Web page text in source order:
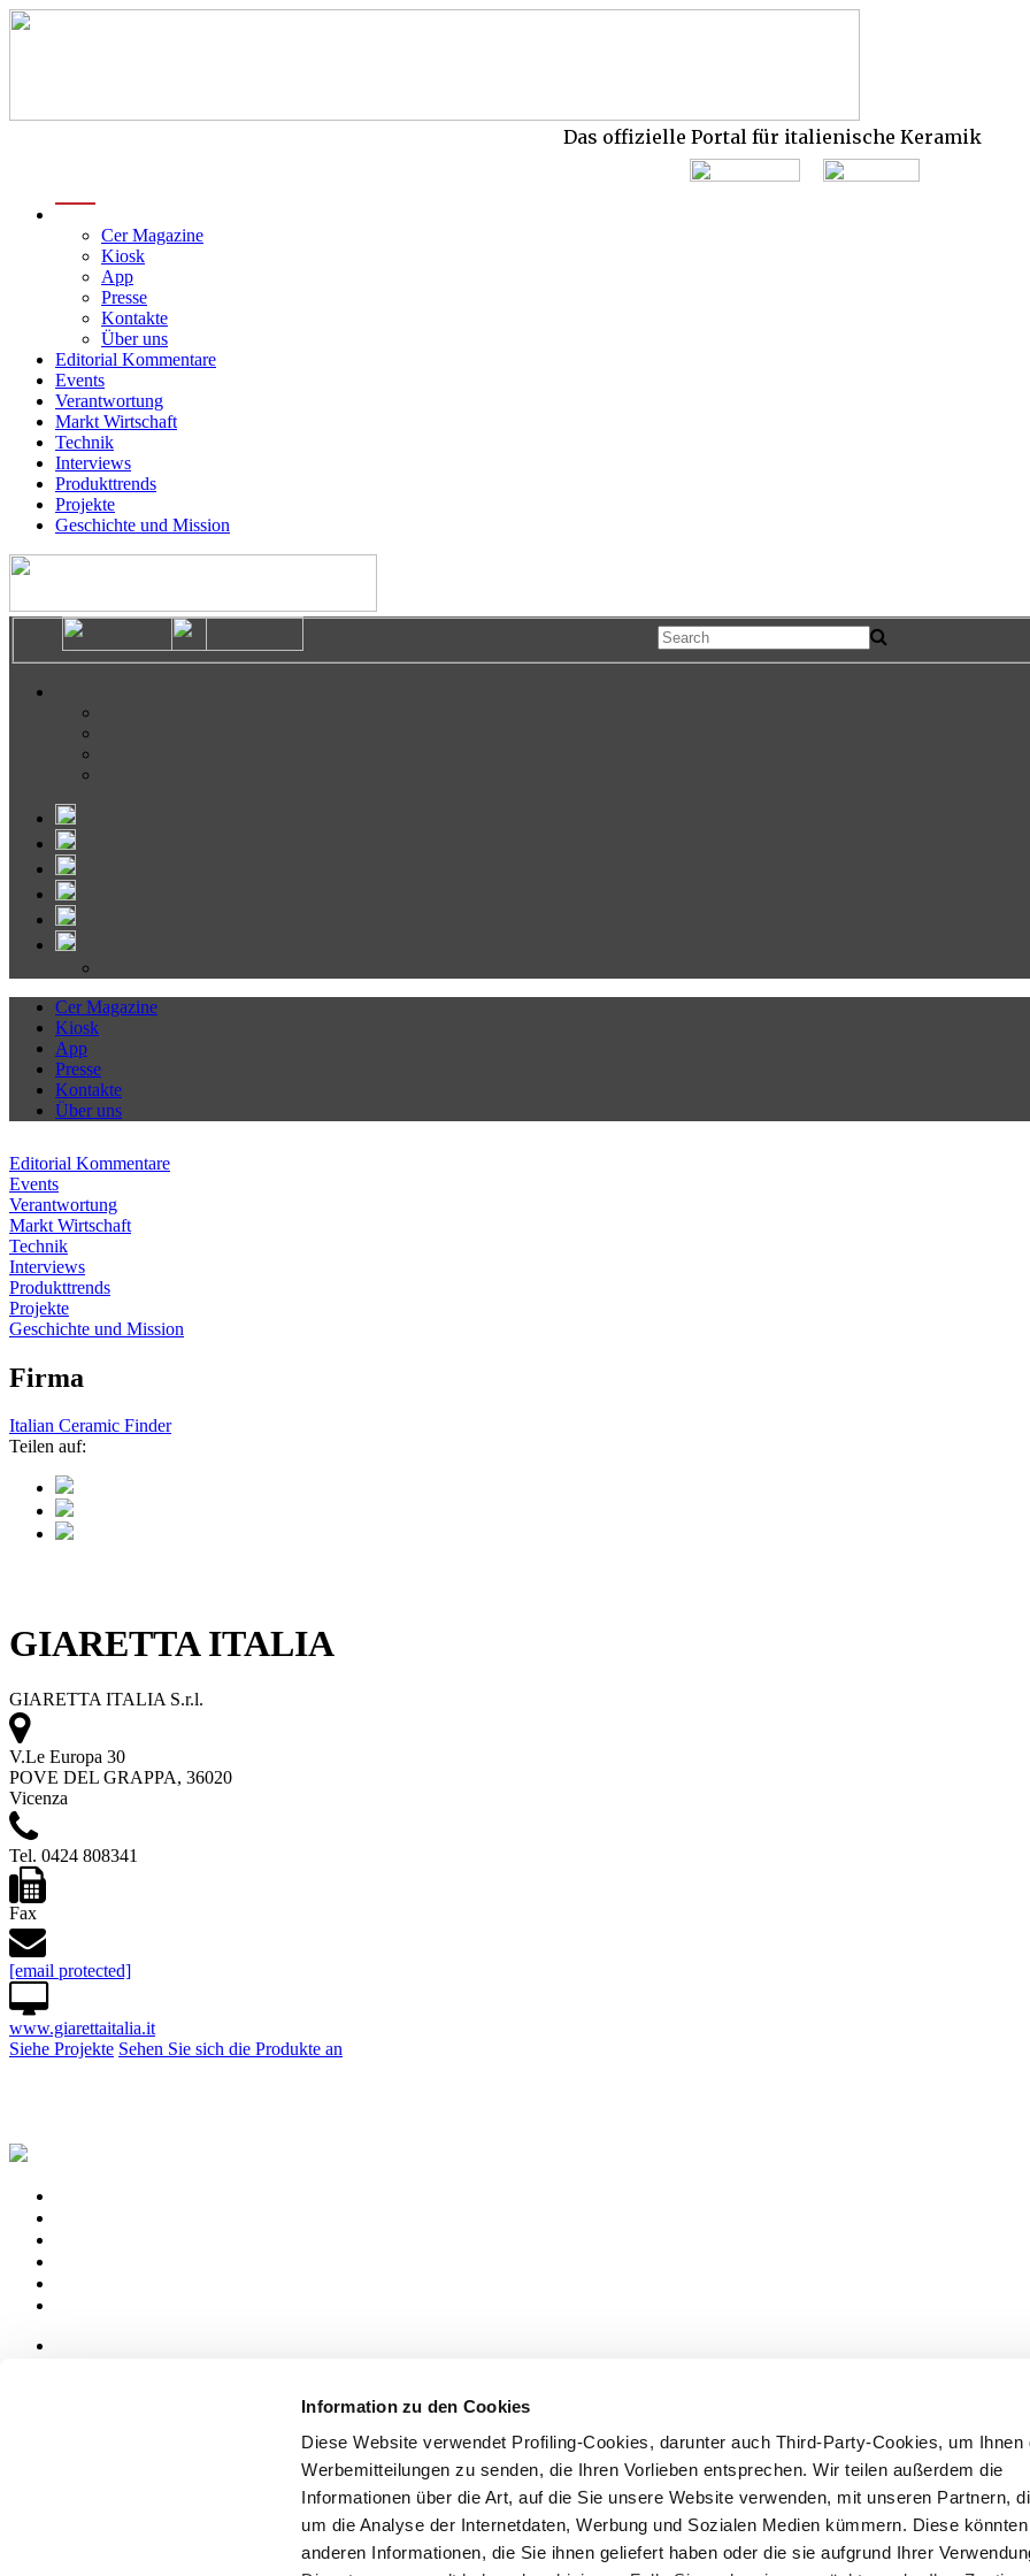
Information zu den Cookies
Diese Website verwendet Profiling-Cookies, darunter auch Third-Party-Cookies, um Ihnen
Werbemitteilungen zu senden, die Ihren Vorlieben entsprechen. Wir teilen außerdem die
Informationen über die Art, auf die Sie unsere Website verwenden, mit unseren Partnern,
um die Analyse der Internetdaten, Werbung und Sozialen Medien kümmern. Diese
anderen Informationen, die Sie ihnen geliefert haben oder die sie aufgrund Ihrer
Das offizielle Portal für italienische Keramik
Cer Magazine
Kiosk
App
Presse
Kontakte
Über uns
Editorial Kommentare
Events
Verantwortung
Markt Wirtschaft
Technik
Interviews
Produkttrends
Projekte
Geschichte und Mission
Cer Magazine
Kiosk
App
Presse
Kontakte
Über uns
Editorial Kommentare
Events
Verantwortung
Markt Wirtschaft
Technik
Interviews
Produkttrends
Projekte
Geschichte und Mission
Firma
Italian Ceramic Finder
Teilen auf:
GIARETTA ITALIA
GIARETTA ITALIA S.r.l.
V.Le Europa 30
POVE DEL GRAPPA, 36020
Vicenza
Tel. 0424 808341
Fax
[email protected]
www.giarettaitalia.it
Siehe Projekte Sehen Sie sich die Produkte an